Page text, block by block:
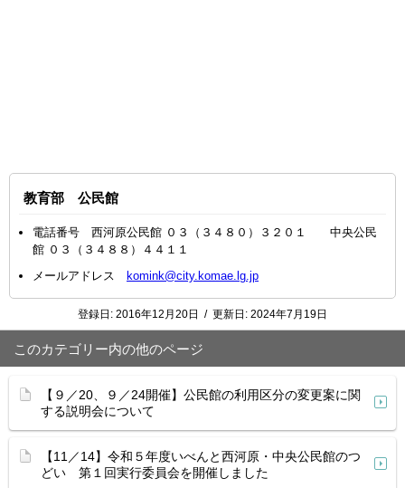
教育部 公民館
電話番号 西河原公民館 ０３（３４８０）３２０１ 中央公民
館 ０３（３４８８）４４１１
メールアドレス
komink@city.komae.lg.jp
登録日: 2016年12月20日 / 更新日: 2024年7月19日
このカテゴリー内の他のページ
【９／20、９／24開催】公民館の利用区分の変更案に関
する説明会について
【11／14】令和５年度いべんと西河原・中央公民館のつ
どい 第１回実行委員会を開催しました